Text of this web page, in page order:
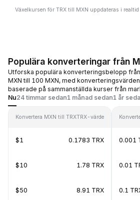
Växelkursen för TRX till MXN uppdateras i
Populära konverteringar från
Utforska populära konverteringsbelopp från
MXN till 100 MXN, med
baserade på sammanställda kurser från
Nu24 timmar sedan1 månad sedan1 år
Konvertera MXN till TRXTRX-värde
$1 0.1783 TRX
$10 1.78 TRX
$50 8.91 TRX
0.001
0.01
0.1